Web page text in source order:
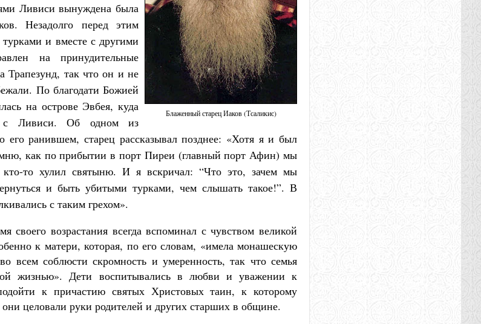
Блаженный старец Иаков (Тсаликис)
Ливиси вынуждена была
Незадолго перед этим
и вместе с другими
на принудительные
Трапезунд, так что он и не
По благодати Божией
на острове Эвбея, куда
с Ливиси. Об одном из
его ранившем, старец рассказывал позднее: «Хотя я и был
как по прибытии в порт Пиреи (главный порт Афин) мы
то хулил святыню. И я вскричал: “Что это, зачем мы
и быть убитыми турками, чем слышать такое!”. В
с таким грехом».
своего возрастания всегда вспоминал с чувством великой
к матери, которая, по его словам, «имела монашескую
всем соблюсти скромность и умеренность, так что семья
жизнью». Дети воспитывались в любви и уважении к
к причастию святых Христовых таин, к которому
целовали руки родителей и других старших в общине.